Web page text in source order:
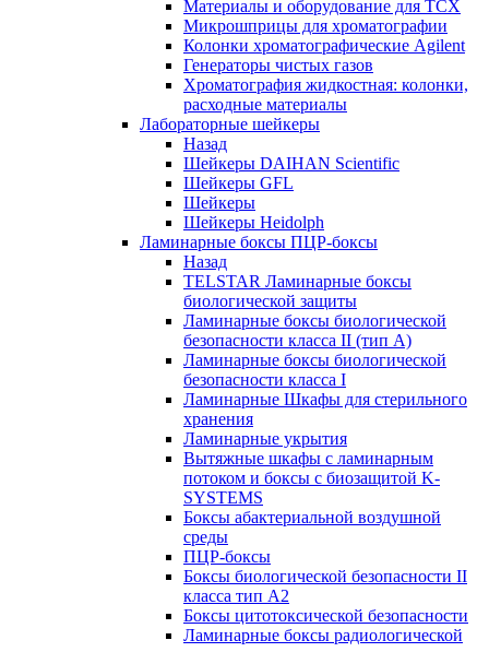
Материалы и оборудование для ТСХ
Микрошприцы для хроматографии
Колонки хроматографические Agilent
Генераторы чистых газов
Хроматография жидкостная: колонки,
расходные материалы
Лабораторные шейкеры
Назад
Шейкеры DAIHAN Scientific
Шейкеры GFL
Шейкеры
Шейкеры Heidolph
Ламинарные боксы ПЦР-боксы
Назад
TELSTAR Ламинарные боксы
биологической защиты
Ламинарные боксы биологической
безопасности класса II (тип А)
Ламинарные боксы биологической
безопасности класса I
Ламинарные Шкафы для стерильного
хранения
Ламинарные укрытия
Вытяжные шкафы с ламинарным
потоком и боксы с биозащитой K-
SYSTEMS
Боксы абактериальной воздушной
среды
ПЦР-боксы
Боксы биологической безопасности II
класса тип A2
Боксы цитотоксической безопасности
Ламинарные боксы радиологической